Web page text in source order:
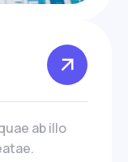
ab illo